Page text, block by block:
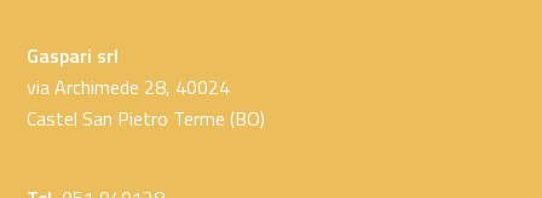
Gaspari srl
via Archimede 28, 40024
Castel San Pietro Terme (BO)